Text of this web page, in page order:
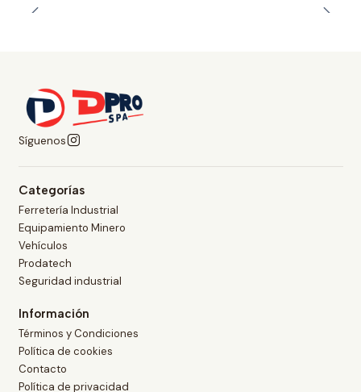
Síguenos
Categorías
Ferretería Industrial
Equipamiento Minero
Vehículos
Prodatech
Seguridad industrial
Información
Términos y Condiciones
Política de cookies
Contacto
Política de privacidad